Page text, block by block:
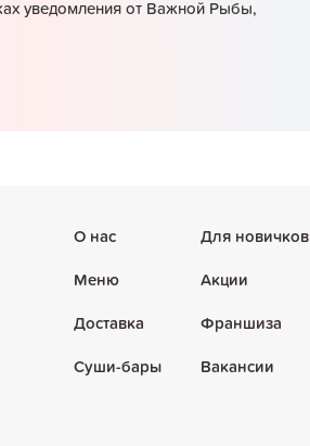
уведомления от Важной Рыбы,
О нас
Меню
Доставка
Суши-бары
Для новичков
Акции
Франшиза
Вакансии